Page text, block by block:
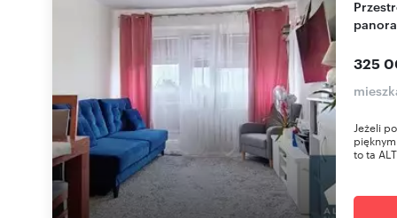
Przestronne 3-pokojowe mieszkanie z
325
Jeżeli
to ta